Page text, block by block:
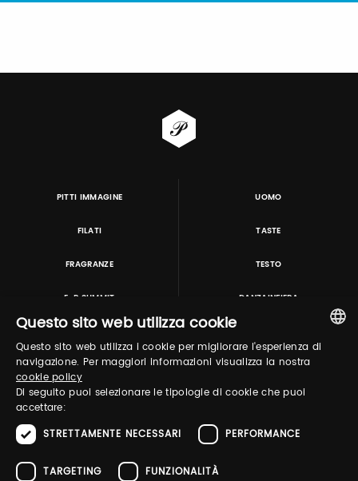
PITTI IMMAGINE UOMO
FILATI TASTE
FRAGRANZE TESTO
E-P SUMMIT DANZAINFIERA
TUTORING & CONSULTING
ITALIAN
Questo sito web utilizza cookie
Questo sito web utilizza i cookie per migliorare l'esperienza di
navigazione. Per maggiori informazioni visualizza la nostra
cookie policy
Di seguito puoi selezionare le tipologie di cookie che puoi
accettare:
STRETTAMENTE NECESSARI
PERFORMANCE
TARGETING FUNZIONALITÀ